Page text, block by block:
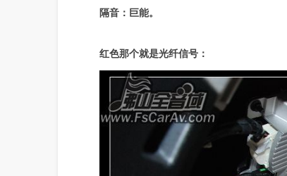
隔音：巨能。
红色那个就是光纤信号：